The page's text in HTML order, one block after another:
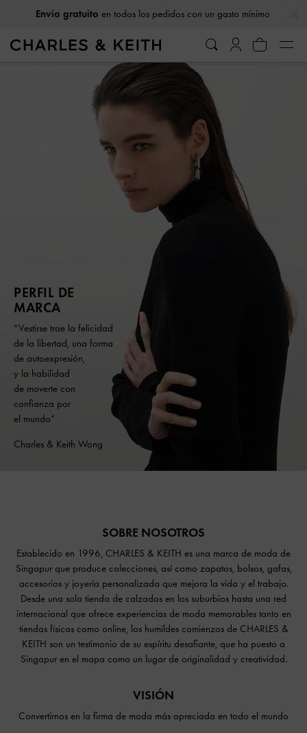
Envío gratuito en todos los pedidos con un gasto mínimo
PERFIL DE
MARCA
“Vestirse trae la felicidad
de la libertad, una forma
de autoexpresión,
y la habilidad
de moverte con
confianza por
el mundo”
Charles & Keith Wong
SOBRE NOSOTROS
Establecido en 1996, CHARLES & KEITH es una marca de moda de
Singapur que produce colecciones, así como zapatos, bolsos, gafas,
accesorios y joyería personalizada que mejora la vida y el trabajo.
Desde una sola tienda de calzados en los suburbios hasta una red
internacional que ofrece experiencias de moda memorables tanto en
tiendas físicas como online, los humildes comienzos de CHARLES &
KEITH son un testimonio de su espíritu desafiante, que ha puesto a
Singapur en el mapa como un lugar de originalidad y creatividad.
VISIÓN
Convertirnos en la firma de moda más apreciada en todo el mundo